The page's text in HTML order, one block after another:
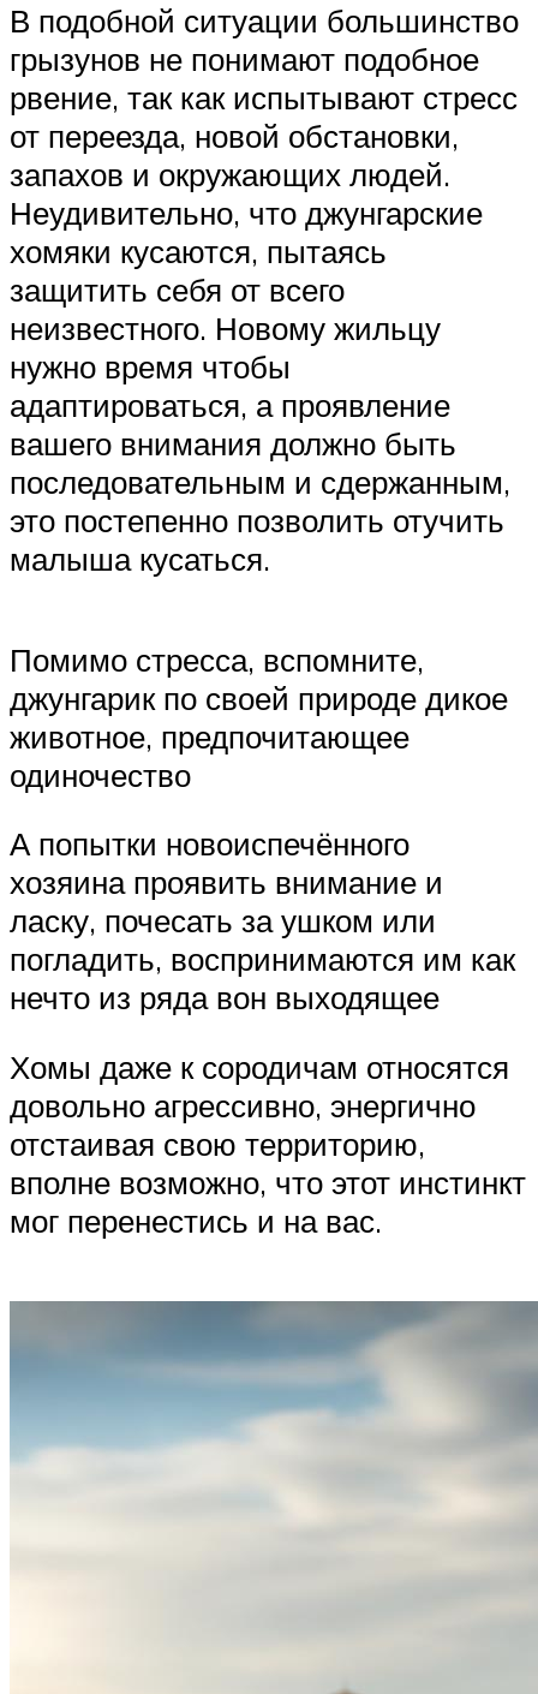
В подобной ситуации большинство
грызунов не понимают подобное
рвение, так как испытывают стресс
от переезда, новой обстановки,
запахов и окружающих людей.
Неудивительно, что джунгарские
хомяки кусаются, пытаясь
защитить себя от всего
неизвестного. Новому жильцу
нужно время чтобы
адаптироваться, а проявление
вашего внимания должно быть
последовательным и сдержанным,
это постепенно позволить отучить
малыша кусаться.
Помимо стресса, вспомните,
джунгарик по своей природе дикое
животное, предпочитающее
одиночество
А попытки новоиспечённого
хозяина проявить внимание и
ласку, почесать за ушком или
погладить, воспринимаются им как
нечто из ряда вон выходящее
Хомы даже к сородичам относятся
довольно агрессивно, энергично
отстаивая свою территорию,
вполне возможно, что этот инстинкт
мог перенестись и на вас.